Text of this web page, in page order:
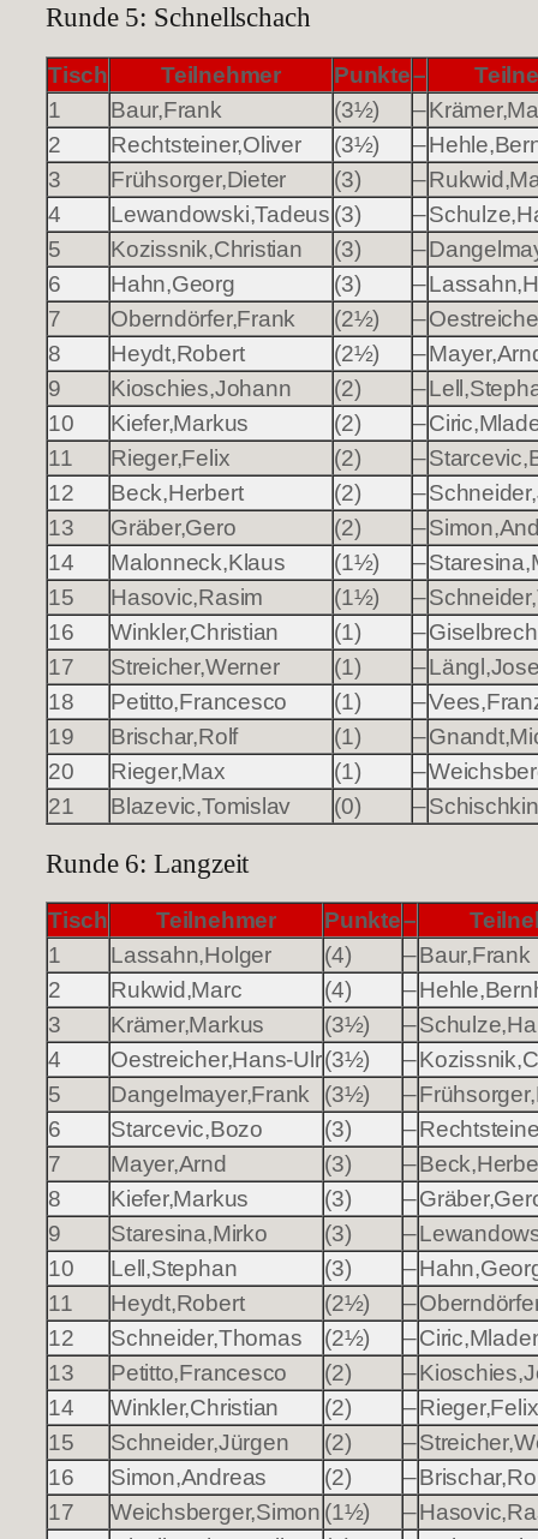
Runde 5: Schnellschach
Tisch Teilnehmer Punkte–
1
Baur,Frank (3½) –
2
Rechtsteiner,Oliver (3½) –
3
Frühsorger,Dieter (3) –
4
Lewandowski,Tadeus (3) –
5
Kozissnik,Christian (3) –
6
Hahn,Georg (3) –
7
Oberndörfer,Frank (2½) –
8
Heydt,Robert (2½) –
9
Kioschies,Johann (2) –
10
Kiefer,Markus (2) –
11
Rieger,Felix (2) –
12
Beck,Herbert (2) –
13
Gräber,Gero (2) –
14
Malonneck,Klaus (1½) –
15
Hasovic,Rasim (1½) –
16
Winkler,Christian (1) –
17
Streicher,Werner (1) –
18
Petitto,Francesco (1) –
19
Brischar,Rolf (1) –
20
Rieger,Max (1) –
21
Blazevic,Tomislav (0) –
Runde 6: Langzeit
Tisch Teilnehmer Punkte–
1
Lassahn,Holger (4) –Baur,Frank
2
Rukwid,Marc (4) –
3
Krämer,Markus (3½) –
4
Oestreicher,Hans-Ulr(3½) –
5
Dangelmayer,Frank (3½) –
6
Starcevic,Bozo (3) –
7
Mayer,Arnd (3) –
8
Kiefer,Markus (3) –
9
Staresina,Mirko (3) –
10
Lell,Stephan (3) –
11
Heydt,Robert (2½) –
12
Schneider,Thomas (2½) –
13
Petitto,Francesco (2) –
14
Winkler,Christian (2) –Rieger,Felix
15
Schneider,Jürgen (2) –
16
Simon,Andreas (2) –
17
Weichsberger,Simon (1½) –